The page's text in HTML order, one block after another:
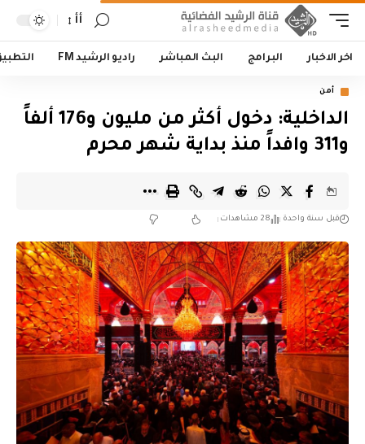
أأ
اخر الاخبار البرامج البث المباشر راديو الرشيد FM
أمن
الداخلية: دخول أكثر من مليون و176 ألفاً
و311 وافداً منذ بداية شهر محرم
قبل سنة واحدة 28 مشاهدات